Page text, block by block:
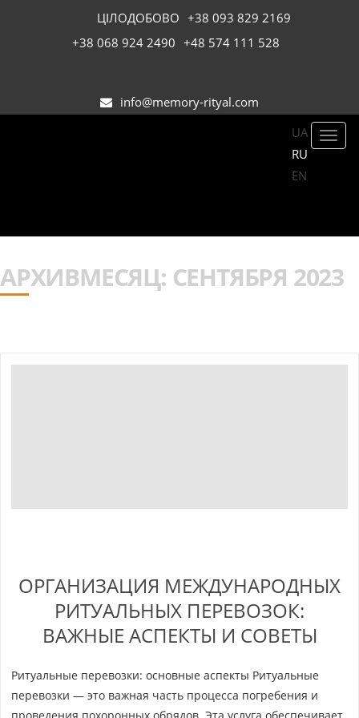
ЦІЛОДОБОВО +38 093 829 2169
+38 068 924 2490 +48 574 111 528
info@memory-rityal.com
UA
RU
EN
АРХИВМЕСЯЦ: СЕНТЯБРЯ 2023
ОРГАНИЗАЦИЯ МЕЖДУНАРОДНЫХ
РИТУАЛЬНЫХ ПЕРЕВОЗОК:
ВАЖНЫЕ АСПЕКТЫ И СОВЕТЫ
Ритуальные перевозки: основные аспекты Ритуальные
перевозки — это важная часть процесса погребения и